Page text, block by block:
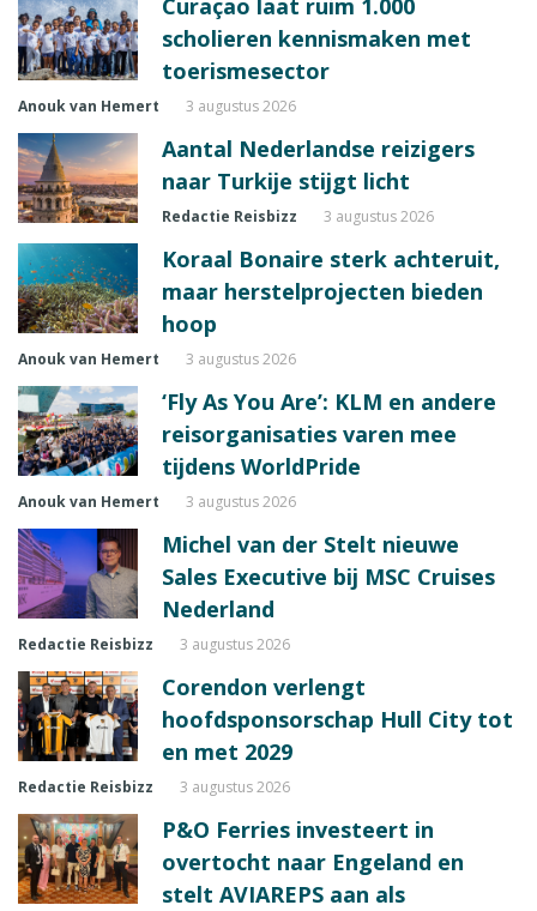
Curaçao laat ruim 1.000
scholieren kennismaken met
toerismesector
Anouk van Hemert 3 augustus 2026
Aantal Nederlandse reizigers
naar Turkije stijgt licht
Redactie Reisbizz 3 augustus 2026
Koraal Bonaire sterk achteruit,
maar herstelprojecten bieden
hoop
Anouk van Hemert 3 augustus 2026
‘Fly As You Are’: KLM en andere
reisorganisaties varen mee
tijdens WorldPride
Anouk van Hemert 3 augustus 2026
Michel van der Stelt nieuwe
Sales Executive bij MSC Cruises
Nederland
Redactie Reisbizz 3 augustus 2026
Corendon verlengt
hoofdsponsorschap Hull City tot
en met 2029
Redactie Reisbizz 3 augustus 2026
P&O Ferries investeert in
overtocht naar Engeland en
stelt AVIAREPS aan als